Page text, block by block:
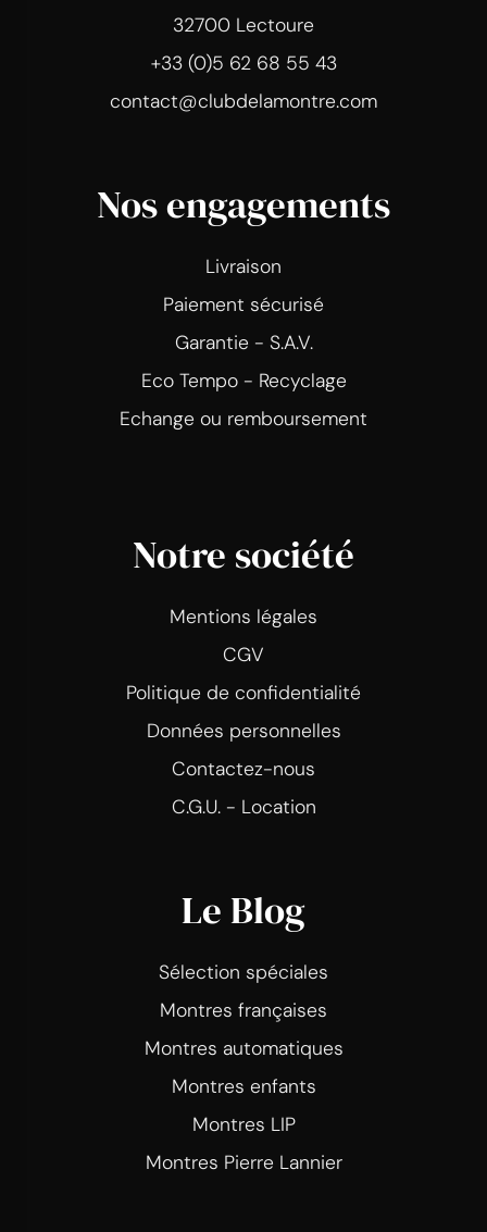
32700 Lectoure
+33 (0)5 62 68 55 43
contact@clubdelamontre.com
Nos engagements
Livraison
Paiement sécurisé
Garantie - S.A.V.
Eco Tempo - Recyclage
Echange ou remboursement
Notre société
Mentions légales
CGV
Politique de confidentialité
Données personnelles
Contactez-nous
C.G.U. - Location
Le Blog
Sélection spéciales
Montres françaises
Montres automatiques
Montres enfants
Montres LIP
Montres Pierre Lannier